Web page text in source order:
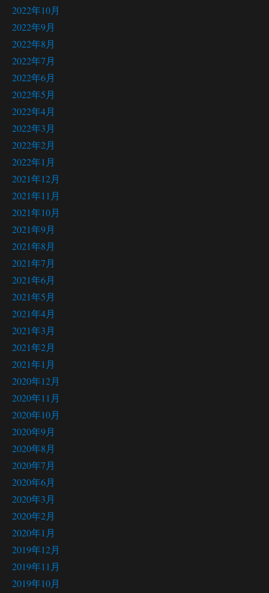
2022年10月
2022年9月
2022年8月
2022年7月
2022年6月
2022年5月
2022年4月
2022年3月
2022年2月
2022年1月
2021年12月
2021年11月
2021年10月
2021年9月
2021年8月
2021年7月
2021年6月
2021年5月
2021年4月
2021年3月
2021年2月
2021年1月
2020年12月
2020年11月
2020年10月
2020年9月
2020年8月
2020年7月
2020年6月
2020年3月
2020年2月
2020年1月
2019年12月
2019年11月
2019年10月